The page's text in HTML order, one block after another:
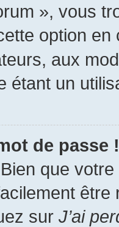
», vous
option
aux
étant un
de passe !
que
sur J’ai